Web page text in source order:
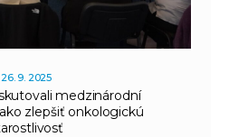
26. 9. 2025
medzinárodní
zlepšiť onkologickú